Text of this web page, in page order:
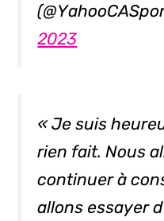
2023
« Je suis
rien fait. Nous
continuer à
allons essayer